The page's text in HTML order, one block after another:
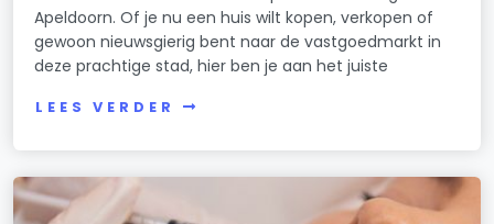
Apeldoorn. Of je nu een huis wilt kopen, verkopen of
gewoon nieuwsgierig bent naar de vastgoedmarkt in
deze prachtige stad, hier ben je aan het juiste
LEES VERDER